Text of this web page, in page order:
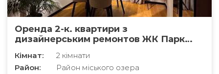
Оренда 2-к. квартири з
дизайнерським ремонтов ЖК Парк
Кімнат:
2 кімнати
Район:
Район міського озера